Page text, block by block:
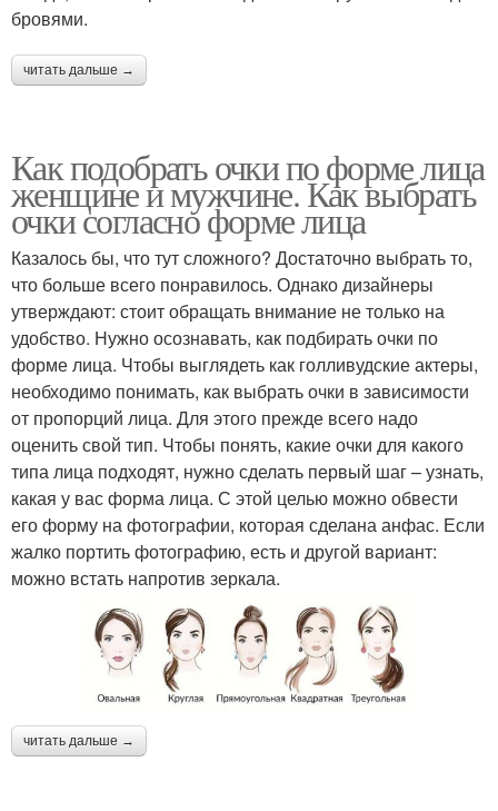
бровями.
читать дальше →
Как подобрать очки по форме лица
женщине и мужчине. Как выбрать
очки согласно форме лица
Казалось бы, что тут сложного? Достаточно выбрать то,
что больше всего понравилось. Однако дизайнеры
утверждают: стоит обращать внимание не только на
удобство. Нужно осознавать, как подбирать очки по
форме лица. Чтобы выглядеть как голливудские актеры,
необходимо понимать, как выбрать очки в зависимости
от пропорций лица. Для этого прежде всего надо
оценить свой тип. Чтобы понять, какие очки для какого
типа лица подходят, нужно сделать первый шаг – узнать,
какая у вас форма лица. С этой целью можно обвести
его форму на фотографии, которая сделана анфас. Если
жалко портить фотографию, есть и другой вариант:
можно встать напротив зеркала.
читать дальше →